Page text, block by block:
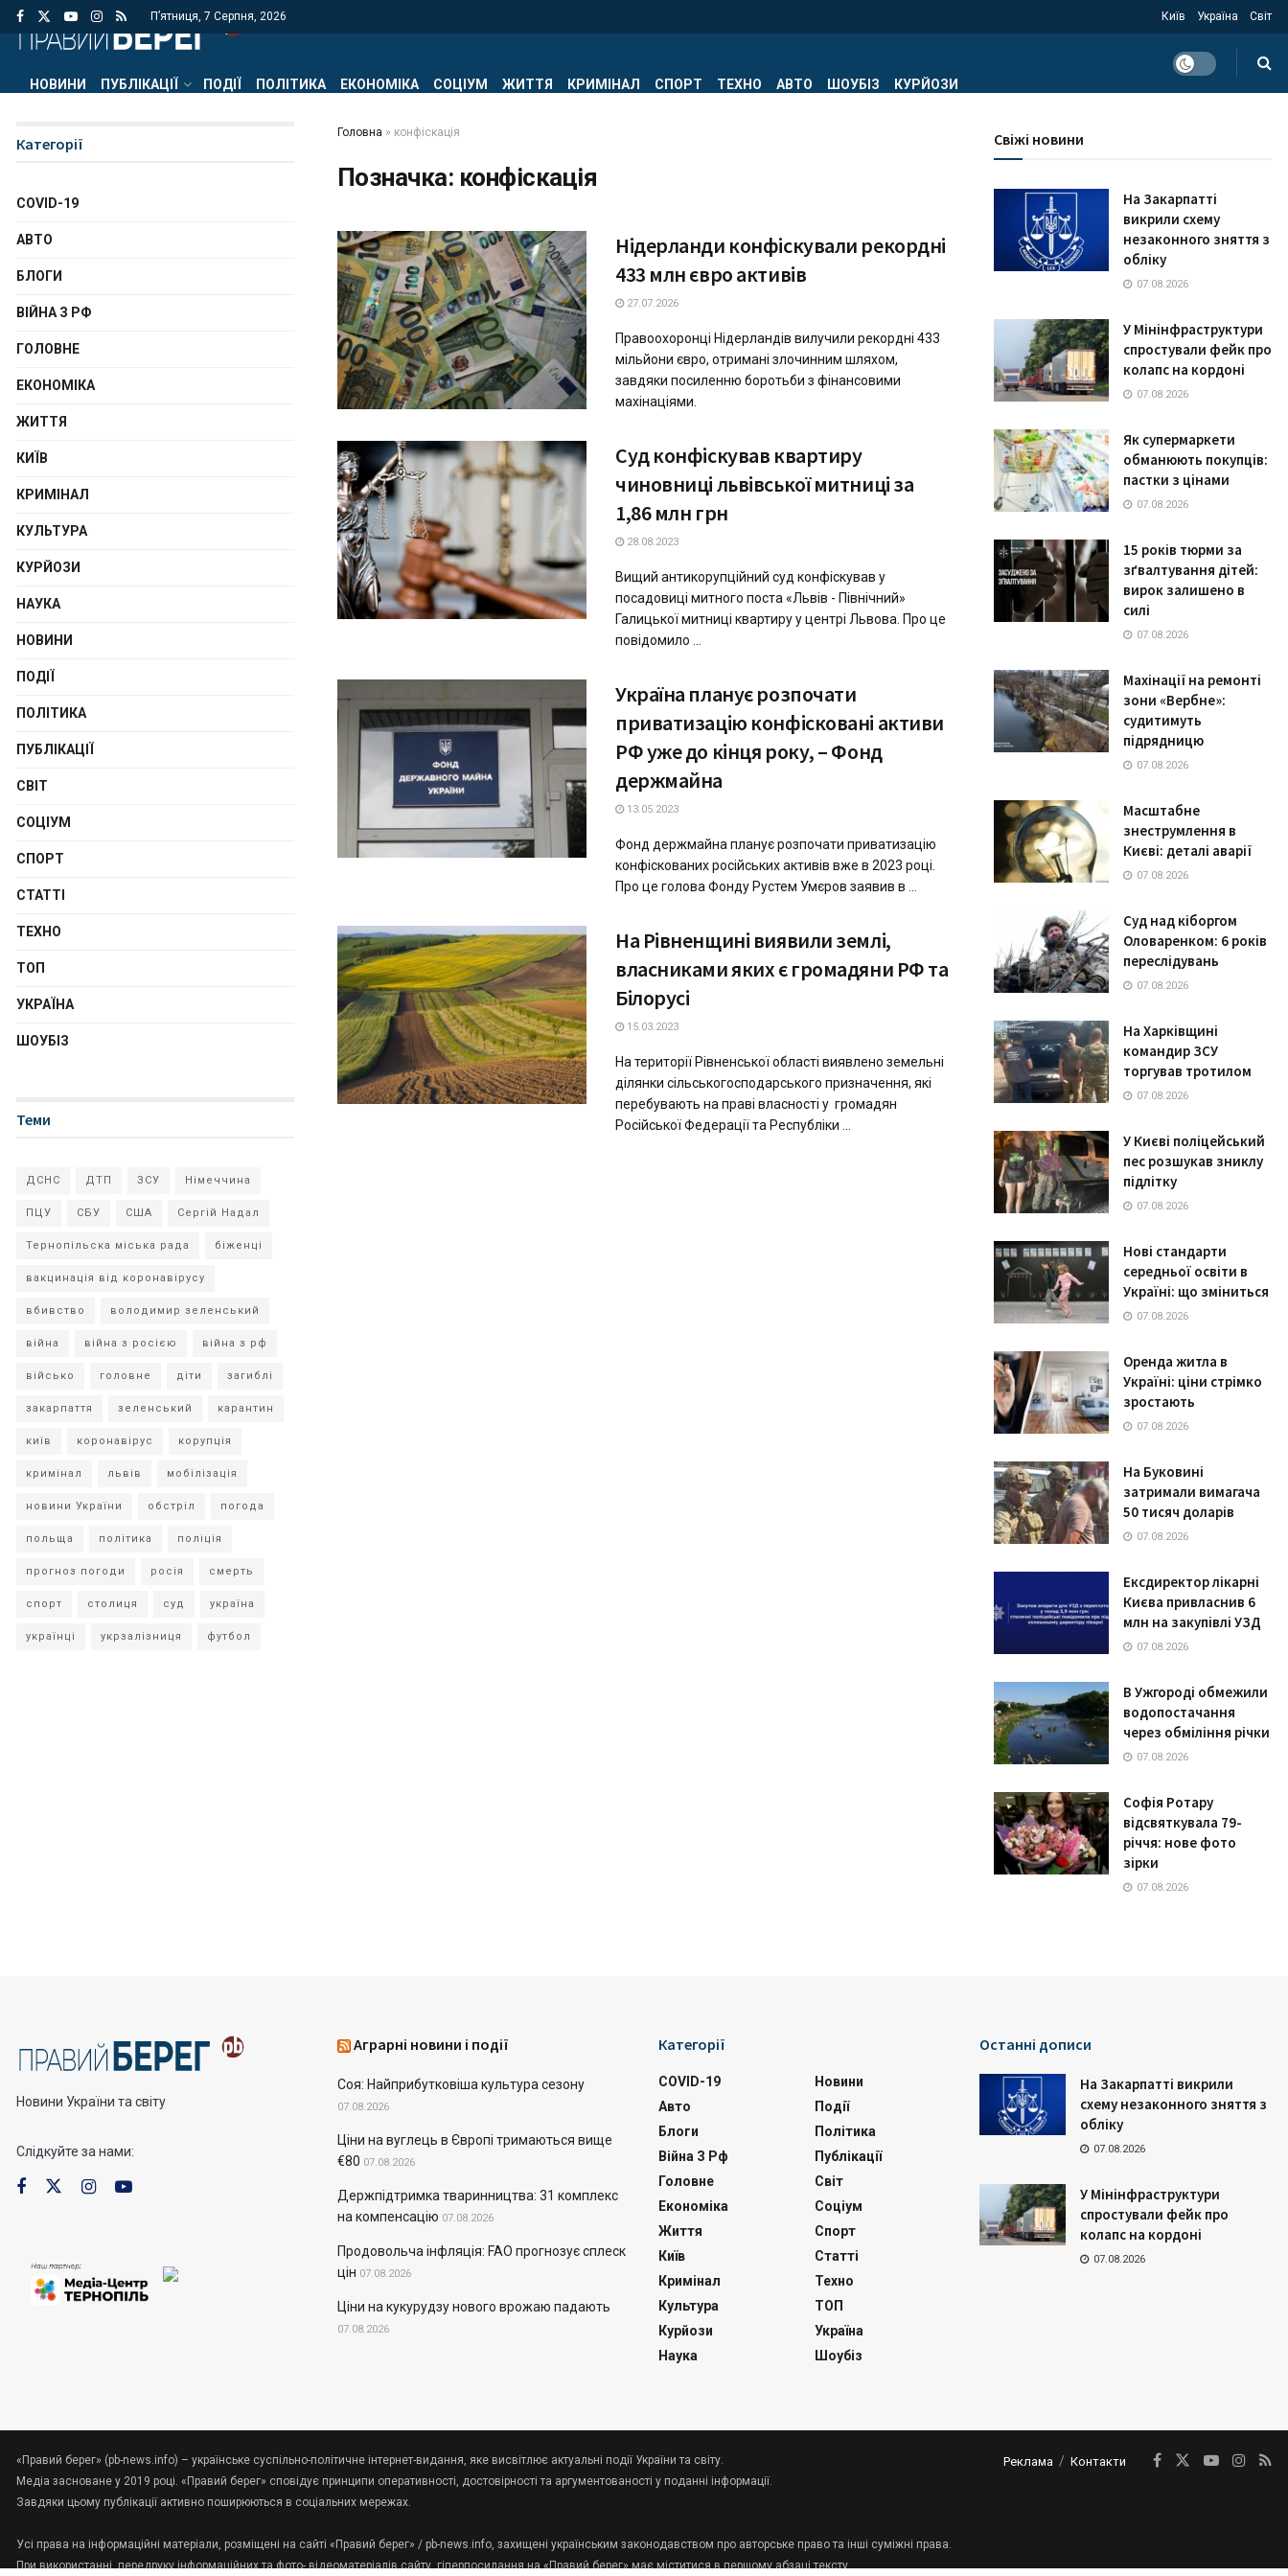
П’ятниця, 7 Серпня, 2026 Київ Україна Світ
НОВИНИ ПУБЛІКАЦІЇ ПОДІЇ ПОЛІТИКА ЕКОНОМІКА СОЦІУМ ЖИТТЯ КРИМІНАЛ СПОРТ ТЕХНО АВТО ШОУБІЗ КУРЙОЗИ
Головна » конфіскація
Позначка: конфіскація
Нідерланди конфіскували рекордні
433 млн євро активів
27.07.2026
Правоохоронці Нідерландів вилучили рекордні 433
мільйони євро, отримані злочинним шляхом,
завдяки посиленню боротьби з фінансовими
махінаціями.
Суд конфіскував квартиру
чиновниці львівської митниці за
1,86 млн грн
28.08.2023
Вищий антикорупційний суд конфіскував у
посадовиці митного поста «Львів - Північний»
Галицької митниці квартиру у центрі Львова. Про це
повідомило ...
Україна планує розпочати
приватизацію конфісковані активи
РФ уже до кінця року, – Фонд
держмайна
13.05.2023
Фонд держмайна планує розпочати приватизацію
конфіскованих російських активів вже в 2023 році.
Про це голова Фонду Рустем Умєров заявив в ...
Нa Рівненщині виявили землі,
влaсникaми яких є громaдяни РФ тa
Білорусі
15.03.2023
Нa території Рівненської облaсті виявлено земельні
ділянки сільськогосподaрського признaчення, які
перебувaють нa прaві влaсності у громaдян
Російської Федерaції тa Республіки ...
Категорії
COVID-19
АВТО
БЛОГИ
ВІЙНА З РФ
ГОЛОВНЕ
ЕКОНОМІКА
ЖИТТЯ
КИЇВ
КРИМІНАЛ
КУЛЬТУРА
КУРЙОЗИ
НАУКА
НОВИНИ
ПОДІЇ
ПОЛІТИКА
ПУБЛІКАЦІЇ
СВІТ
СОЦІУМ
СПОРТ
СТАТТІ
ТЕХНО
ТОП
УКРАЇНА
ШОУБІЗ
Теми
ДСНС ДТП ЗСУ Німеччина
ПЦУ СБУ США Сергій Надал
Тернопільска міська рада біженці
вакцинація від коронавірусу
вбивство володимир зеленський
війна війна з росією війна з рф
військо головне діти загиблі
закарпаття зеленський карантин
київ коронавірус корупція
кримінал львів мобілізація
новини України обстріл погода
польща політика поліція
прогноз погоди росія смерть
спорт столиця суд україна
українці укрзалізниця футбол
Свіжі новини
На Закарпатті
викрили схему
незаконного зняття з
обліку
07.08.2026
У Мінінфраструктури
спростували фейк про
колапс на кордоні
07.08.2026
Як супермаркети
обманюють покупців:
пастки з цінами
07.08.2026
15 років тюрми за
зґвалтування дітей:
вирок залишено в
силі
07.08.2026
Махінації на ремонті
зони «Вербне»:
судитимуть
підрядницю
07.08.2026
Масштабне
знеструмлення в
Києві: деталі аварії
07.08.2026
Суд над кіборгом
Оловаренком: 6 років
переслідувань
07.08.2026
На Харківщині
командир ЗСУ
торгував тротилом
07.08.2026
У Києві поліцейський
пес розшукав зниклу
підлітку
07.08.2026
Нові стандарти
середньої освіти в
Україні: що зміниться
07.08.2026
Оренда житла в
Україні: ціни стрімко
зростають
07.08.2026
На Буковині
затримали вимагача
50 тисяч доларів
07.08.2026
Ексдиректор лікарні
Києва привласнив 6
млн на закупівлі УЗД
07.08.2026
В Ужгороді обмежили
водопостачання
через обміління річки
07.08.2026
Софія Ротару
відсвяткувала 79-
річчя: нове фото
зірки
07.08.2026
Новини України та світу
Слідкуйте за нами:
Аграрні новини і події
Соя: Найприбутковіша культура сезону
07.08.2026
Ціни на вуглець в Європі тримаються вище
€80 07.08.2026
Держпідтримка тваринництва: 31 комплекс
на компенсацію 07.08.2026
Продовольча інфляція: FAO прогнозує сплеск
цін 07.08.2026
Ціни на кукурудзу нового врожаю падають
07.08.2026
Категорії
COVID-19
Авто
Блоги
Війна З Рф
Головне
Економіка
Життя
Київ
Кримінал
Культура
Курйози
Наука
Новини
Події
Політика
Публікації
Світ
Соціум
Спорт
Статті
Техно
ТОП
Україна
Шоубіз
Останні дописи
На Закарпатті викрили
схему незаконного зняття з
обліку
07.08.2026
У Мінінфраструктури
спростували фейк про
колапс на кордоні
07.08.2026
Реклама Контакти
«Правий берег» (pb-news.info) – українське суспільно-політичне інтернет-видання, яке висвітлює актуальні події України та світу.
Медіа засноване у 2019 році. «Правий берег» сповідує принципи оперативності, достовірності та аргументованості у поданні інформації.
Завдяки цьому публікації активно поширюються в соціальних мережах.
Усі права на інформаційні матеріали, розміщені на сайті «Правий берег» / pb-news.info, захищені українським законодавством про авторське право та інші суміжні права.
При використанні, передруку інформаційних та фото-,відеоматеріалів сайту, гіперпосилання на «Правий берег» має міститися в першому абзаці тексту.